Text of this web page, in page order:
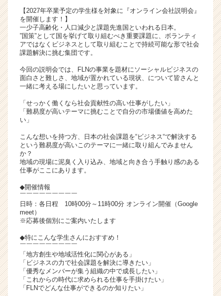
業
ら
ス
カ
ト
が
く
就
サ
イ
チ
リ
ア
h
e
e
r
C
a
【2027年卒業予定の学生様を対象に『オンライン会社説明会』
を開催します！】
一少子高齢化・人口減少と課題先進国といわれる日本。
”国策”として国を挙げて取り組むべき重要課題に、ボランティ
アではなくビジネスとして取り組むことで持続可能な形で社会
課題解決に挑む集団です。
今回の説明会では、FLNの事業を題材にソーシャルビジネスの
面白さと難しさ、地域が置かれている現状、について皆さんと
一緒に考える場にしたいと思っています。
「せっかく働くなら社会貢献性の高い仕事がしたい」
「難易度が高いテーマに挑むことで自分の市場価値を高めた
い」
こんな想いを持つ方、日本の社会課題を“ビジネス“で解決する
という難易度が高いこのテーマに一緒に取り組んでみません
か？
地域の現場に泥臭く入り込み、地域と向き合う手触り感のある
仕事がここにあります。
◆開催情報
￣￣￣￣￣￣￣￣￣
日時：各日程 10時00分～11時00分 オンライン開催（Google
meet）
※応募後個別にご案内いたします
◆特にこんな学生さんにおすすめ！
￣￣￣￣￣￣￣￣￣
「地方創生や地域活性化に関心がある」
「ビジネスの力で社会課題を解決に導きたい」
「優秀なメンバーが集う組織の中で成長したい」
「これからの時代に求められる仕事を手掛けたい」
「FLNでどんな仕事ができるのか知りたい」